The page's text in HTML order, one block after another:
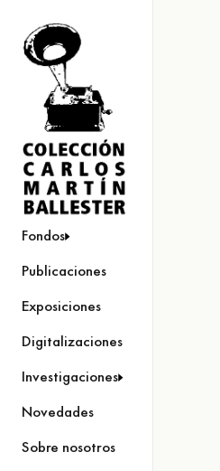
Fondos
Publicaciones
Exposiciones
Digitalizaciones
Investigaciones
Novedades
Sobre nosotros